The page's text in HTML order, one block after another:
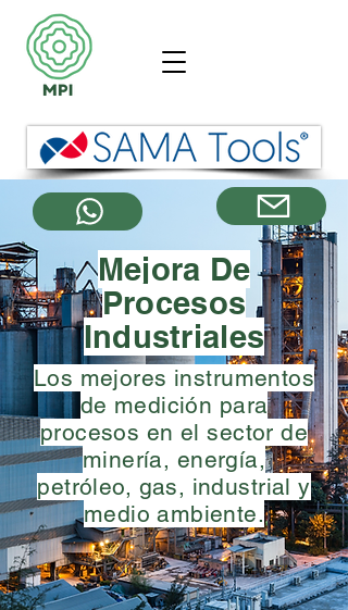
Mejora De
Procesos
Industriales
Los mejores instrumentos
de medición para
procesos en el sector de
minería, energía,
petróleo, gas, industrial y
medio ambiente.